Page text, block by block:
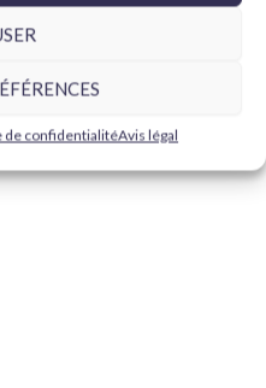
de confidentialitéAvis légal
était :
2,50 €.